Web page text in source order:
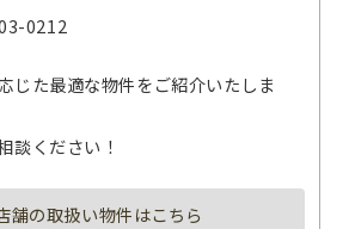
0212
じた最適な物件をご紹介いたしま
談ください！
舗の取扱い物件はこちら